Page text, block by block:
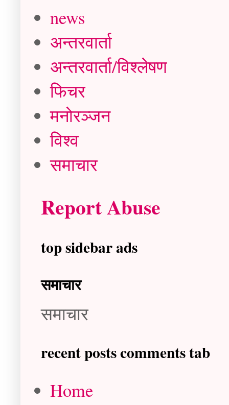
news
अन्तरवार्ता
अन्तरवार्ता/विश्लेषण
फिचर
मनोरञ्जन
विश्व
समाचार
Report Abuse
top sidebar ads
समाचार
समाचार
recent posts comments tab
Home